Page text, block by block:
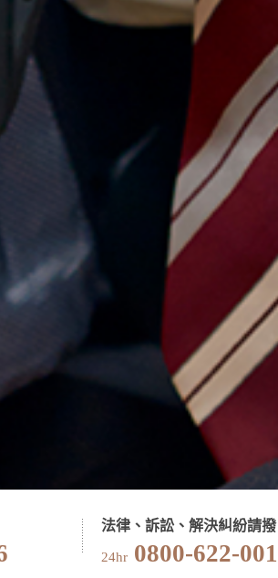
法律、訴訟、解決糾紛請撥
24hr 0800-622-001